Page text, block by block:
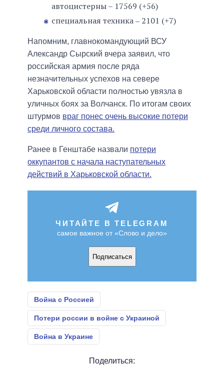
автоцистерны – 17569 (+56)
специальная техника ‒ 2101 (+7)
Напомним, главнокомандующий ВСУ
Александр Сырский вчера заявил, что
российская армия после ряда
незначительных успехов на севере
Харьковской области полностью увязла в
уличных боях за Волчанск. По итогам своих
штурмов враг понес очень высокие потери
среди личного состава.
Ранее в Генштабе назвали потери
оккупантов с начала наступательных
действий в Харьковской области.
ЧИТАЙТЕ В TELEGRAM
самое важное от «Слово и дело»
Подписаться
Война с Россией
Потери россии в войне с Украиной
Война в Украине
Поделиться: